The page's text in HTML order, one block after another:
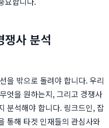
사 분석
을 밖으로 돌려야 합니다. 우리
엇을 원하는지, 그리고 경쟁사
분석해야 합니다. 링크드인, 잡
통해 타겟 인재들의 관심사와